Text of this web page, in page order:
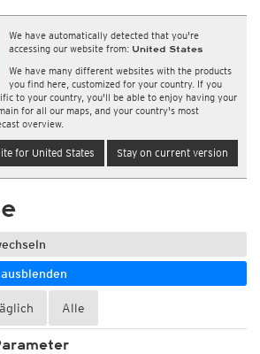
We have automatically detected that you're
accessing our website from: United States
We have many different websites with the products
you find here, customized for your country. If you
to your country, you'll be able to enjoy having your
for all our maps, and your country's most
overview.
for United States Stay on current version
Alle